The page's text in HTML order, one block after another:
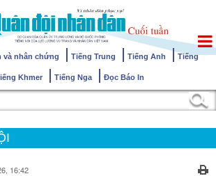
và nhân chứng Tiếng Trung Tiếng Anh Tiếng
Khmer Tiếng Nga Đọc Báo In
16:42